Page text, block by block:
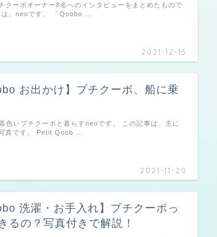
2021-12-15
クーボオーナー8名へのインタビューをまとめたもので
。neoです。 「Qoobo …
お出かけ】プチクーボ、船に乗
2021-11-20
色いプチクーボと暮らすneoです。 この記事は、主に
真です。 Petit Qoob …
洗濯・お手入れ】プチクーボっ
るの？写真付きで解説！